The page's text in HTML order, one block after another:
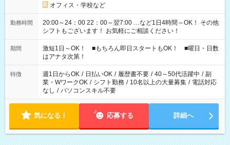
オフィス・学校など
勤務時間
20:00～24：00 22：00～翌7:00 …など1日4時間～OK！ その他
シフトもございます！ お気軽にご相談ください！
期間
激短1日～OK！ ■もちろん即日スタートもOK！ ■曜日・日数
はアナタ次第！
特徴 週1日からOK / 日払いOK / 履歴書不要 / 40～50代活躍中 / 副
業・WワークOK / シフト勤務 / 10名以上の大量募集 / 電話対応
なし / パソコンスキル不要
気になる！ 応募する 詳細へ